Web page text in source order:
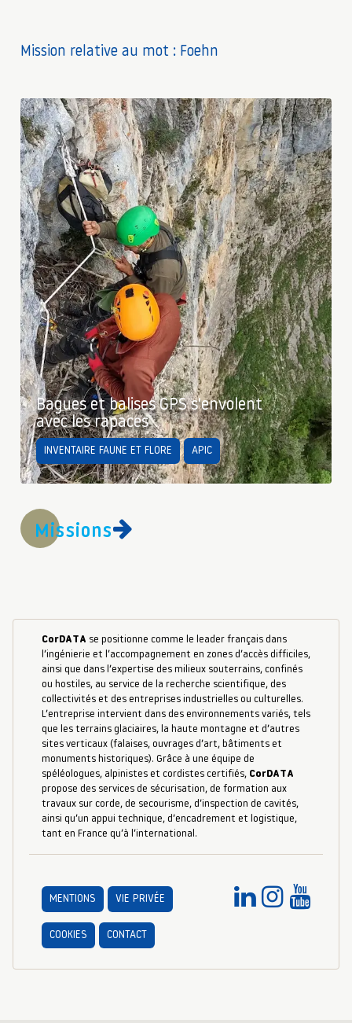
Mission relative au mot : Foehn
Bagues et balises GPS s'envolent
avec les rapaces
INVENTAIRE FAUNE ET FLORE APIC
Missions
CorDATA se positionne comme le leader français dans
l’ingénierie et l’accompagnement en zones d’accès difficiles,
ainsi que dans l’expertise des milieux souterrains, confinés
ou hostiles, au service de la recherche scientifique, des
collectivités et des entreprises industrielles ou culturelles.
L’entreprise intervient dans des environnements variés, tels
que les terrains glaciaires, la haute montagne et d’autres
sites verticaux (falaises, ouvrages d’art, bâtiments et
monuments historiques). Grâce à une équipe de
spéléologues, alpinistes et cordistes certifiés, CorDATA
propose des services de sécurisation, de formation aux
travaux sur corde, de secourisme, d’inspection de cavités,
ainsi qu’un appui technique, d’encadrement et logistique,
tant en France qu’à l’international.
MENTIONS VIE PRIVÉE
COOKIES CONTACT